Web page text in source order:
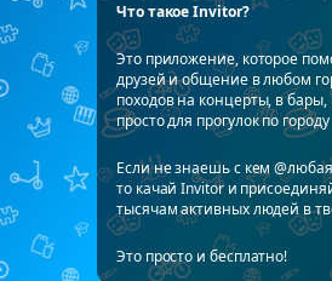
Что такое Invitor?
Это приложение, которое
друзей и общение в любом
походов на концерты, в
просто для прогулок по городу
Если не знаешь с кем
то качай Invitor и
тысячам активных людей в
Это просто и бесплатно!